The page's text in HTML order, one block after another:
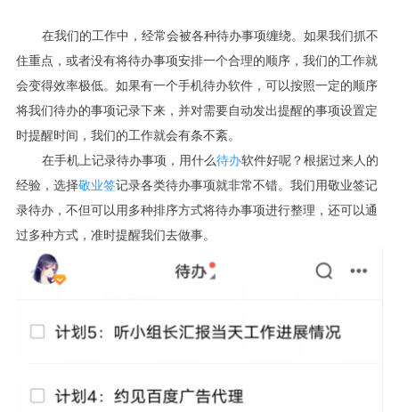
在我们的工作中，经常会被各种待办事项缠绕。如果我们抓不
住重点，或者没有将待办事项安排一个合理的顺序，我们的工作就
会变得效率极低。如果有一个手机待办软件，可以按照一定的顺序
将我们待办的事项记录下来，并对需要自动发出提醒的事项设置定
时提醒时间，我们的工作就会有条不紊。
在手机上记录待办事项，用什么待办软件好呢？根据过来人的
经验，选择敬业签记录各类待办事项就非常不错。我们用敬业签记
录待办，不但可以用多种排序方式将待办事项进行整理，还可以通
过多种方式，准时提醒我们去做事。